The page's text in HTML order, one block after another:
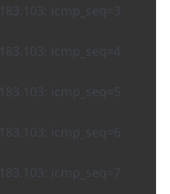
icmp_seq=3
icmp_seq=4
icmp_seq=5
icmp_seq=6
icmp_seq=7